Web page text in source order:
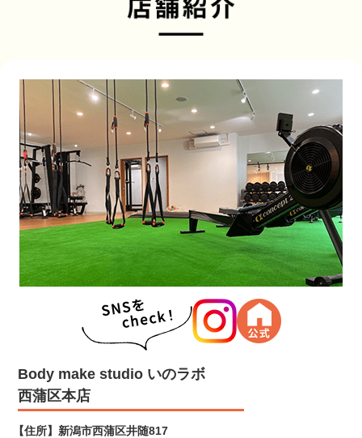
Body make studio いのラボ
西蒲区本店
【住所】 新潟市西蒲区井随817